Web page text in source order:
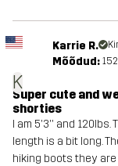
K
Karrie R.
Mõõdud:
Super cute and
shorties
I am 5'3'' and 120lbs.
length is a bit long.
hiking boots they